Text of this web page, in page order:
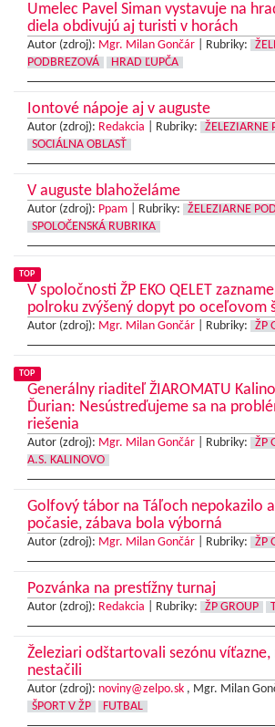
Umelec Pavel Siman vystavuje na
diela obdivujú aj turisti v horách
Autor (zdroj): Mgr. Milan Gončár Rubriky:
PODBREZOVÁ
HRAD ĽUPČA
Iontové nápoje aj v auguste
Autor (zdroj): Redakcia Rubriky:
ŽELEZIARNE
SOCIÁLNA OBLASŤ
V auguste blahoželáme
Autor (zdroj): Ppam Rubriky:
ŽELEZIARNE
SPOLOČENSKÁ RUBRIKA
TOP
V spoločnosti ŽP EKO QELET
polroku zvýšený dopyt po oceľovom
Autor (zdroj): Mgr. Milan Gončár Rubriky: ŽP
TOP
Generálny riaditeľ ŽIAROMATU
Ďurian: Nesústreďujeme sa na
riešenia
Autor (zdroj): Mgr. Milan Gončár Rubriky: ŽP
A.S. KALINOVO
Golfový tábor na Táľoch nepokazilo
počasie, zábava bola výborná
Autor (zdroj): Mgr. Milan Gončár Rubriky: ŽP
Pozvánka na prestížny turnaj
Autor (zdroj): Redakcia Rubriky: ŽP GROUP
Železiari odštartovali sezónu víťazne,
nestačili
Autor (zdroj): noviny@zelpo.sk , Mgr. Milan
ŠPORT V ŽP
FUTBAL